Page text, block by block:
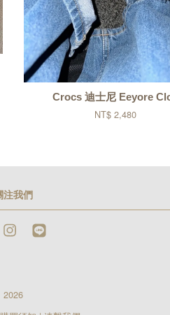
Crocs 迪士尼 Eeyore
NT$ 2,480
注我們
Instagram
2026